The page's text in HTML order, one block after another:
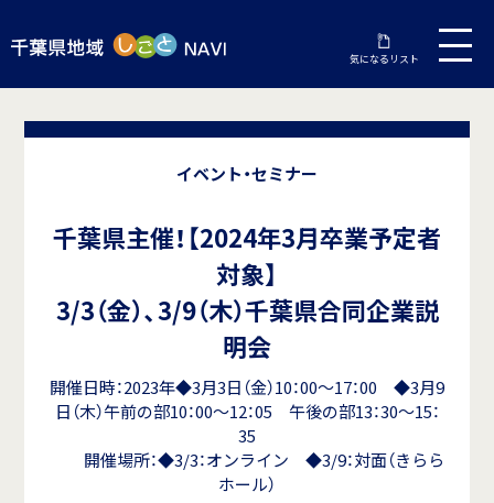
気になるリスト
イベント・セミナー
千葉県主催！【2024年3月卒業予定者
対象】
3/3（金）、3/9（木）千葉県合同企業説
明会
開催日時：2023年◆3月3日（金）10：00～17：00 ◆3月9
日（木）午前の部10：00～12：05 午後の部13：30～15：
35
開催場所：◆3/3：オンライン ◆3/9：対面（きらら
ホール）